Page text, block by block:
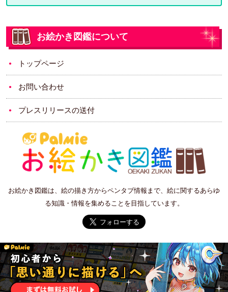
お絵かき図鑑について
トップページ
お問い合わせ
プレスリリースの送付
お絵かき図鑑は、絵の描き方からペンタブ情報まで、絵に関するあらゆ
る知識・情報を集めることを目指しています。